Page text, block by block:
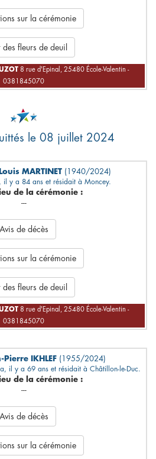
sur la cérémonie
fleurs de deuil
8 rue d'Epinal, 25480 École-Valentin -
0381845070
le 08 juillet 2024
MARTINET (1940/2024)
il y a 84 ans et résidait à Moncey.
de la cérémonie :
---
Avis de décès
sur la cérémonie
fleurs de deuil
8 rue d'Epinal, 25480 École-Valentin -
0381845070
IKHLEF (1955/2024)
il y a 69 ans et résidait à Châtillon-le-Duc.
de la cérémonie :
---
Avis de décès
sur la cérémonie